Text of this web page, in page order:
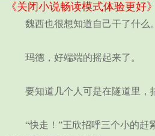
《关闭小说畅读模式体验更好》
魏西也很想知道自己干了什么。
玛德，好端端的摇起来了。
要知道几个人可是在隧道里，搞
“快走！”王欣招呼三个小的赶